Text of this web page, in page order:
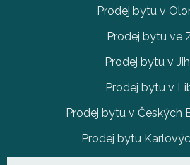
Prodej bytu v
Prodej bytu ve
Prodej bytu v
Prodej bytu v
Prodej bytu v Českých
Prodej bytu